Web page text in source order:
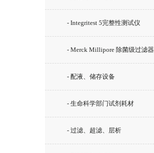
- Integritest 5完整性测试仪
- Merck Millipore 除菌级过滤器
- 配液、储存设备
- 生命科学部门试剂耗材
- 过滤、超滤、层析